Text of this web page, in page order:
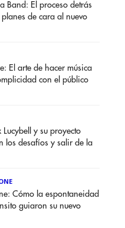
Band: El proceso detrás
de cara al nuevo
El arte de hacer música
con el público
Lucybell y su proyecto
los desafíos y salir de la
Cómo la espontaneidad
guiaron su nuevo